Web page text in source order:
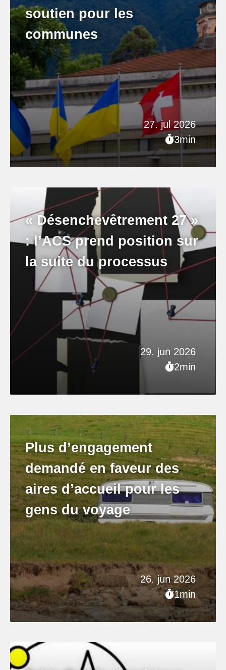
27. jul 2026
3min
soutien pour les
communes
29. jun 2026
2min
« Désenchevêtrement 27 »
: l’ACS prend position sur
la suite du processus
26. jun 2026
1min
Plus d’engagement
demandé en faveur des
aires d’accueil pour les
gens du voyage